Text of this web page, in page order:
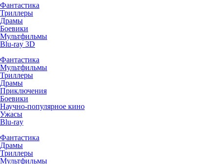
Фантастика
Триллеры
Драмы
Боевики
Мультфильмы
Blu-ray 3D
Фантастика
Мультфильмы
Триллеры
Драмы
Приключения
Боевики
Научно-популярное кино
Ужасы
Blu-ray
Фантастика
Драмы
Триллеры
Мультфильмы